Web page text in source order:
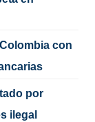
con
por
ilegal